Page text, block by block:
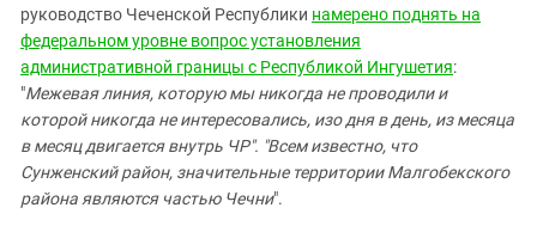
руководство Чеченской Республики намерено поднять на
федеральном уровне вопрос установления
административной границы с Республикой Ингушетия:
"Межевая линия, которую мы никогда не проводили и
которой никогда не интересовались, изо дня в день, из месяца
в месяц двигается внутрь ЧР". "Всем известно, что
Сунженский район, значительные территории Малгобекского
района являются частью Чечни".